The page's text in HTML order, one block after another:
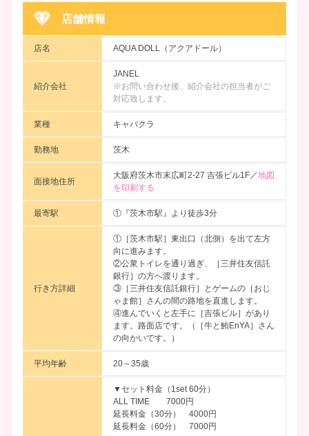
店舗情報
店名 AQUA DOLL（アクアドール）
紹介会社
JANEL
※お問い合わせ後、紹介会社の担当者がご
対応致します。
業種 キャバクラ
勤務地 茨木
面接地住所
大阪府茨木市末広町2-27 吉張ビル1F／地図
を印刷する
最寄駅 ①『茨木市駅』より徒歩3分
行き方詳細
①［茨木市駅］東出口（北側）を出て左方
向に進みます。
②公衆トイレを通り過ぎ、［三井住友信託
銀行］の方へ渡ります。
③［三井住友信託銀行］とゲームの［おじ
ゃま館］さんの間の路地を直進します。
④進んでいくと左手に［吉張ビル］があり
ます。路面店です。（［牛と鮪EnYA］さん
の向かいです。）
平均年齢 20～35歳
▼セット料金（1set 60分）
ALL TIME 7000円
延長料金（30分） 4000円
延長料金（60分） 7000円